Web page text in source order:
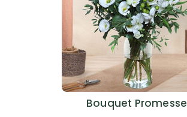
Bouquet Promesse